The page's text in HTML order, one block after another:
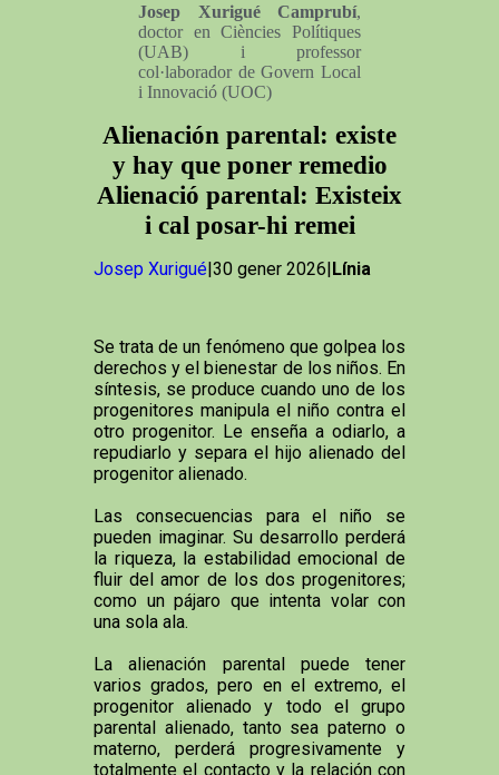
Josep Xurigué Camprubí,
doctor en Ciències Polítiques
(UAB) i professor
col·laborador de Govern Local
i Innovació (UOC)
Alienación parental: existe
y hay que poner remedio
Alienació parental: Existeix
i cal posar-hi remei
Josep Xurigué|30 gener 2026|Línia
Se trata de un fenómeno que golpea los
derechos y el bienestar de los niños. En
síntesis, se produce cuando uno de los
progenitores manipula el niño contra el
otro progenitor. Le enseña a odiarlo, a
repudiarlo y separa el hijo alienado del
progenitor alienado.
Las consecuencias para el niño se
pueden imaginar. Su desarrollo perderá
la riqueza, la estabilidad emocional de
fluir del amor de los dos progenitores;
como un pájaro que intenta volar con
una sola ala.
La alienación parental puede tener
varios grados, pero en el extremo, el
progenitor alienado y todo el grupo
parental alienado, tanto sea paterno o
materno, perderá progresivamente y
totalmente el contacto y la relación con